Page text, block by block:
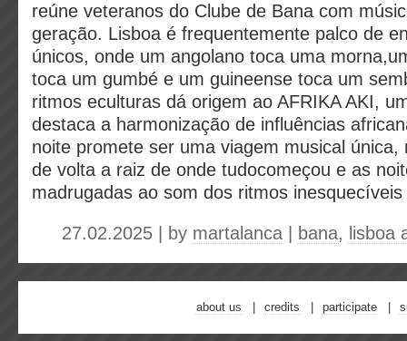
reúne veteranos do Clube de Bana com
geração. Lisboa é frequentemente palco de
únicos, onde um angolano toca uma
toca um gumbé e um guineense toca um
ritmos eculturas dá origem ao AFRIKA AKI,
destaca a harmonização de influências
noite promete ser uma viagem musical
de volta a raiz de onde tudocomeçou e as
madrugadas ao som dos ritmos
27.02.2025 | by martalanca bana, lisboa
about us credits participate